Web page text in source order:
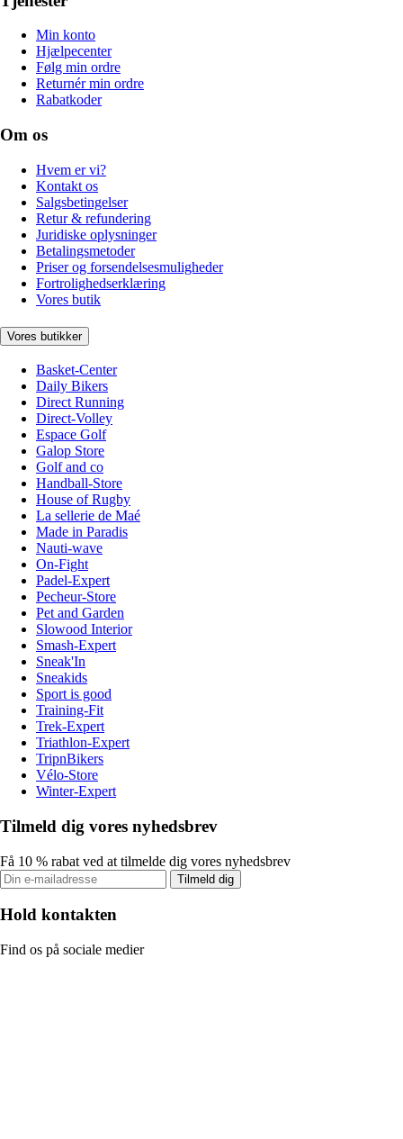
Min konto
Hjælpecenter
Følg min ordre
Returnér min ordre
Rabatkoder
Om os
Hvem er vi?
Kontakt os
Salgsbetingelser
Retur & refundering
Juridiske oplysninger
Betalingsmetoder
Priser og forsendelsesmuligheder
Fortrolighedserklæring
Vores butik
Vores butikker
Basket-Center
Daily Bikers
Direct Running
Direct-Volley
Espace Golf
Galop Store
Golf and co
Handball-Store
House of Rugby
La sellerie de Maé
Made in Paradis
Nauti-wave
On-Fight
Padel-Expert
Pecheur-Store
Pet and Garden
Slowood Interior
Smash-Expert
Sneak'In
Sneakids
Sport is good
Training-Fit
Trek-Expert
Triathlon-Expert
TripnBikers
Vélo-Store
Winter-Expert
Tilmeld dig vores nyhedsbrev
Få 10 % rabat ved at tilmelde dig vores nyhedsbrev
Tilmeld dig
Hold kontakten
Find os på sociale medier